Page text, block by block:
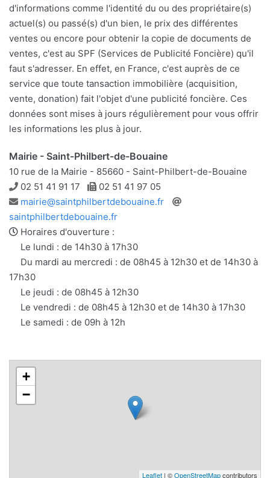
d'informations comme l'identité du ou des propriétaire(s)
actuel(s) ou passé(s) d'un bien, le prix des différentes
ventes ou encore pour obtenir la copie de documents de
ventes, c'est au SPF (Services de Publicité Foncière) qu'il
faut s'adresser. En effet, en France, c'est auprès de ce
service que toute tansaction immobilière (acquisition,
vente, donation) fait l'objet d'une publicité foncière. Ces
données sont mises à jours régulièrement pour vous offrir
les informations les plus à jour.
Mairie - Saint-Philbert-de-Bouaine
10 rue de la Mairie - 85660 - Saint-Philbert-de-Bouaine
Téléphone
02 51 41 91 17 Télécopie
02 51 41 97 05
Adresse
e-
mail
mairie@saintphilbertdebouaine.fr
saintphilbertdebouaine.fr
Horaires d'ouverture :
Le lundi : de 14h30 à 17h30
Du mardi au mercredi : de 08h45 à 12h30 et de 14h30 à
17h30
Le jeudi : de 08h45 à 12h30
Le vendredi : de 08h45 à 12h30 et de 14h30 à 17h30
Le samedi : de 09h à 12h
+
−
Leaflet | ©OpenStreetMapcontributors